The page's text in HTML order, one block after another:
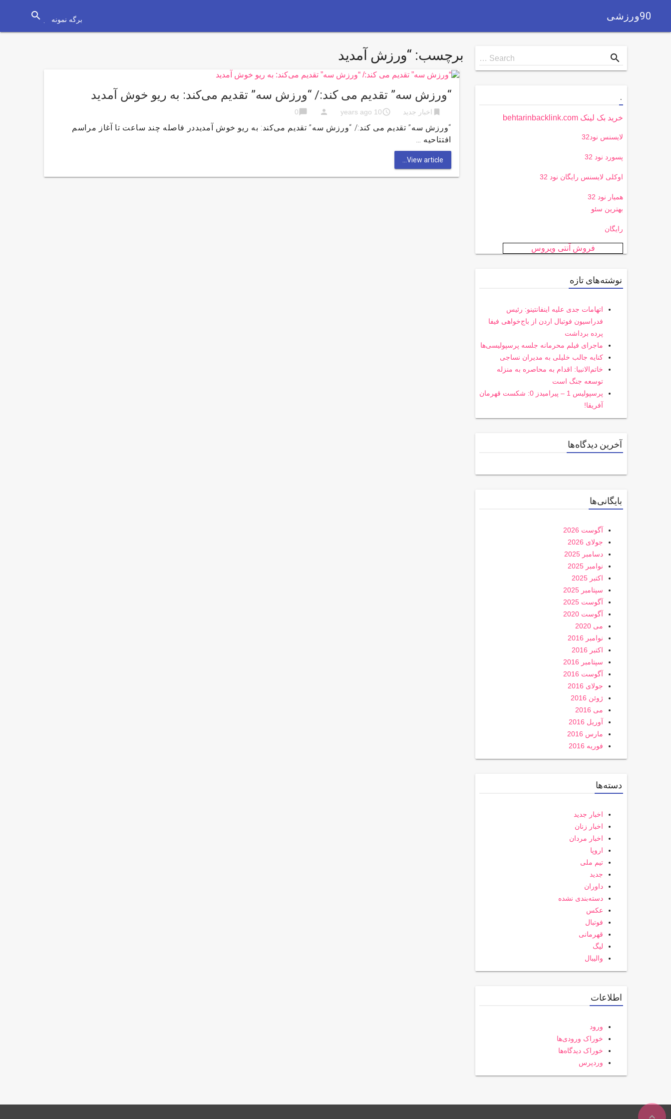
90ورزشی برگه نمونه search
برچسب:“ورزش آمدید
“ورزش سه” تقدیم می کند:/ “ورزش سه” تقدیم می‌کند: به ریو خوش آمدید
bookmark اخبار جدید access_time
10 years ago
person
chat_bubble
0
“ورزش سه” تقدیم می کند:/ “ورزش سه” تقدیم می‌کند: به ریو خوش آمدیددر فاصله چند ساعت تا آغاز مراسم
افتتاحیه …
View article...
Search
for
Search … search
.
خرید بک لینک behtarinbacklink.com
لایسنس نود32
پسورد نود 32
اوکلی لایسنس رایگان نود 32
همیار نود 32
بهترین سئو
رایگان
فروش آنتی ویروس
نوشته‌های تازه
اتهامات جدی علیه اینفانتینو: رئیس
فدراسیون فوتبال اردن از باج‌خواهی فیفا
پرده برداشت
ماجرای فیلم محرمانه جلسه پرسپولیسی‌ها
کنایه جالب خلیلی به مدیران نساجی
خاتم‌الانبیا: اقدام به محاصره به منزله
توسعه جنگ است
پرسپولیس 1 – پیرامیدز 0: شکست قهرمان
آفریقا!
آخرین دیدگاه‌ها
بایگانی‌ها
آگوست 2026
جولای 2026
دسامبر 2025
نوامبر 2025
اکتبر 2025
سپتامبر 2025
آگوست 2025
آگوست 2020
می 2020
نوامبر 2016
اکتبر 2016
سپتامبر 2016
آگوست 2016
جولای 2016
ژوئن 2016
می 2016
آوریل 2016
مارس 2016
فوریه 2016
دسته‌ها
اخبار جدید
اخبار زنان
اخبار مردان
اروپا
تیم ملی
جدید
داوران
دسته‌بندی نشده
عکس
فوتبال
قهرمانی
لیگ
والیبال
اطلاعات
ورود
خوراک ورودی‌ها
خوراک دیدگاه‌ها
وردپرس